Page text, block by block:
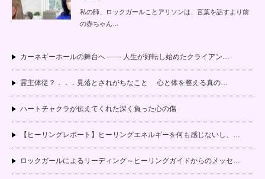
私の師、ロックガールことアリソンは、言葉を話すより前
の赤ちゃん…
カーネギーホールの舞台へ —— 人生が好転し始めたクライアン…
霊主体従？．．．見落とされがちなこと 心と体を整える真の…
ハートチャクラが伝えてくれた深く負った心の傷
【ヒーリングレポート】ヒーリングエネルギーを何も感じないし、…
ロックガールによるリーディング～ヒーリングガイドからのメッセ…